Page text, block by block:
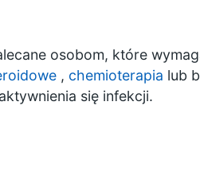
osobom, które
, chemioterapia lub
się infekcji.